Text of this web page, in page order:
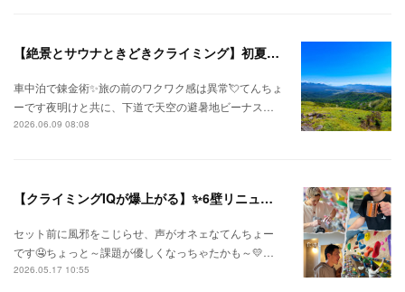
【絶景とサウナときどきクライミング】初夏の信州ひとり旅⛅
車中泊で錬金術✨旅の前のワクワク感は異常💘てんちょ
ーです夜明けと共に、下道で天空の避暑地ビーナス…
2026.06.09 08:08
【クライミングIQが爆上がる】✨6壁リニューアル✨
セット前に風邪をこじらせ、声がオネェなてんちょー
です🤤ちょっと～課題が優しくなっちゃたかも～💛…
2026.05.17 10:55